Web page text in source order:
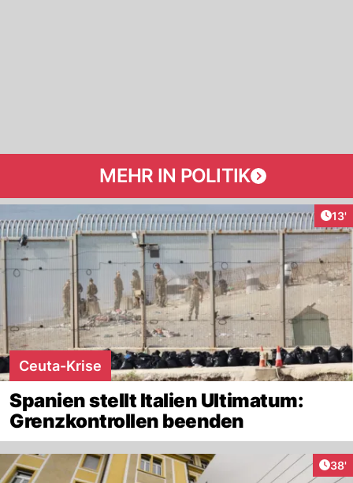
MEHR IN POLITIK
13'
Ceuta-Krise
Spanien stellt Italien Ultimatum:
Grenzkontrollen beenden
38'